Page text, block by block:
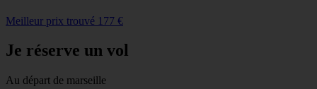
Meilleur prix trouvé 177 €
Je réserve un vol
Au départ de marseille